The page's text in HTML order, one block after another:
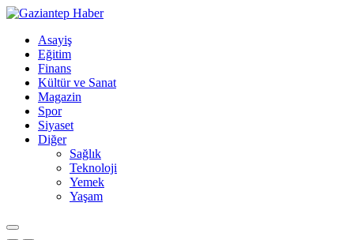
Asayiş
Eğitim
Finans
Kültür ve Sanat
Magazin
Spor
Siyaset
Diğer
Sağlık
Teknoloji
Yemek
Yaşam